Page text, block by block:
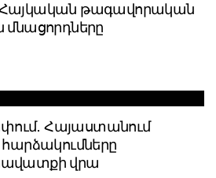
թագավորական
մնացորդները
Հայաստանում
վրա